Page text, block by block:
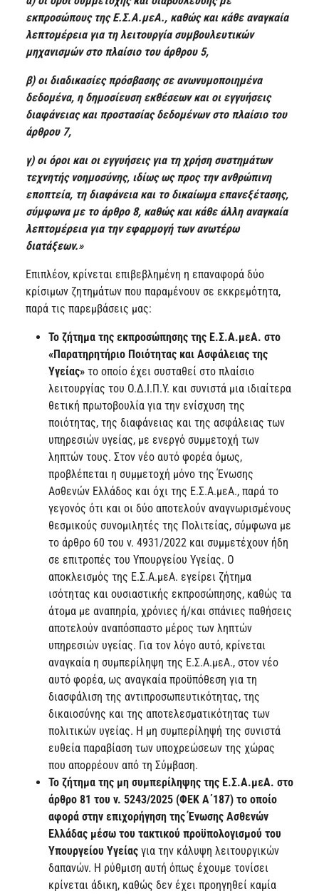
εκπροσώπους της Ε.Σ.Α.μεΑ., καθώς και κάθε αναγκαία
λεπτομέρεια για τη λειτουργία συμβουλευτικών
μηχανισμών στο πλαίσιο του άρθρου 5,
β) οι διαδικασίες πρόσβασης σε ανωνυμοποιημένα
δεδομένα, η δημοσίευση εκθέσεων και οι εγγυήσεις
διαφάνειας και προστασίας δεδομένων στο πλαίσιο του
άρθρου 7,
γ) οι όροι και οι εγγυήσεις για τη χρήση συστημάτων
τεχνητής νοημοσύνης, ιδίως ως προς την ανθρώπινη
εποπτεία, τη διαφάνεια και το δικαίωμα επανεξέτασης,
σύμφωνα με το άρθρο 8, καθώς και κάθε άλλη αναγκαία
λεπτομέρεια για την εφαρμογή των ανωτέρω
διατάξεων.»
Επιπλέον, κρίνεται επιβεβλημένη η επαναφορά δύο
κρίσιμων ζητημάτων που παραμένουν σε εκκρεμότητα,
παρά τις παρεμβάσεις μας:
Το ζήτημα της εκπροσώπησης της Ε.Σ.Α.μεΑ. στο
«Παρατηρητήριο Ποιότητας και Ασφάλειας της
Υγείας» το οποίο έχει συσταθεί στο πλαίσιο
λειτουργίας του Ο.Δ.Ι.Π.Υ. και συνιστά μια ιδιαίτερα
θετική πρωτοβουλία για την ενίσχυση της
ποιότητας, της διαφάνειας και της ασφάλειας των
υπηρεσιών υγείας, με ενεργό συμμετοχή των
ληπτών τους. Στον νέο αυτό φορέα όμως,
προβλέπεται η συμμετοχή μόνο της Ένωσης
Ασθενών Ελλάδος και όχι της Ε.Σ.Α.μεΑ., παρά το
γεγονός ότι και οι δύο αποτελούν αναγνωρισμένους
θεσμικούς συνομιλητές της Πολιτείας, σύμφωνα με
το άρθρο 60 του ν. 4931/2022 και συμμετέχουν ήδη
σε επιτροπές του Υπουργείου Υγείας. Ο
αποκλεισμός της Ε.Σ.Α.μεΑ. εγείρει ζήτημα
ισότητας και ουσιαστικής εκπροσώπησης, καθώς τα
άτομα με αναπηρία, χρόνιες ή/και σπάνιες παθήσεις
αποτελούν αναπόσπαστο μέρος των ληπτών
υπηρεσιών υγείας. Για τον λόγο αυτό, κρίνεται
αναγκαία η συμπερίληψη της Ε.Σ.Α.μεΑ., στον νέο
αυτό φορέα, ως αναγκαία προϋπόθεση για τη
διασφάλιση της αντιπροσωπευτικότητας, της
δικαιοσύνης και της αποτελεσματικότητας των
πολιτικών υγείας. Η μη συμπερίληψή της συνιστά
ευθεία παραβίαση των υποχρεώσεων της χώρας
που απορρέουν από τη Σύμβαση.
Το ζήτημα της μη συμπερίληψης της Ε.Σ.Α.μεΑ. στο
άρθρο 81 του ν. 5243/2025 (ΦΕΚ Α΄187) το οποίο
αφορά στην επιχορήγηση της Ένωσης Ασθενών
Ελλάδας μέσω του τακτικού προϋπολογισμού του
Υπουργείου Υγείας για την κάλυψη λειτουργικών
δαπανών. Η ρύθμιση αυτή όπως έχουμε τονίσει
κρίνεται άδικη, καθώς δεν έχει προηγηθεί καμία